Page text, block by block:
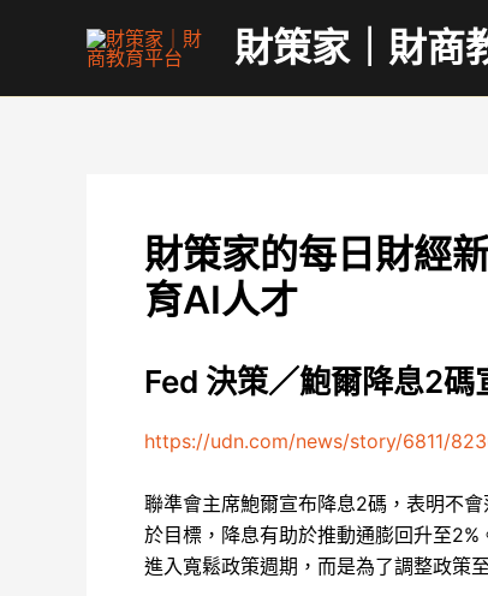
財策家｜財商
財策家的每日財經
育AI人才
Fed 決策／鮑爾降息2
https://udn.com/news/story/6811/
聯準會主席鮑爾宣布降息2碼，表明不
於目標，降息有助於推動通膨回升至
進入寬鬆政策週期，而是為了調整政策